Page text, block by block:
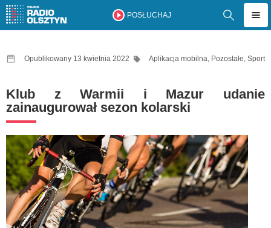
POSŁUCHAJ
Opublikowany 13 kwietnia 2022 Aplikacja mobilna, Pozostałe, Sport
Klub z Warmii i Mazur udanie
zainaugurował sezon kolarski